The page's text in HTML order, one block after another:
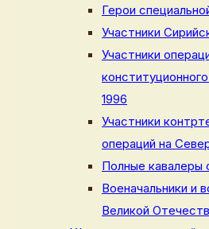
Герои
Участники
Участники
1996
Участники
операций на
Полные кавалеры
Военачальники и
Великой